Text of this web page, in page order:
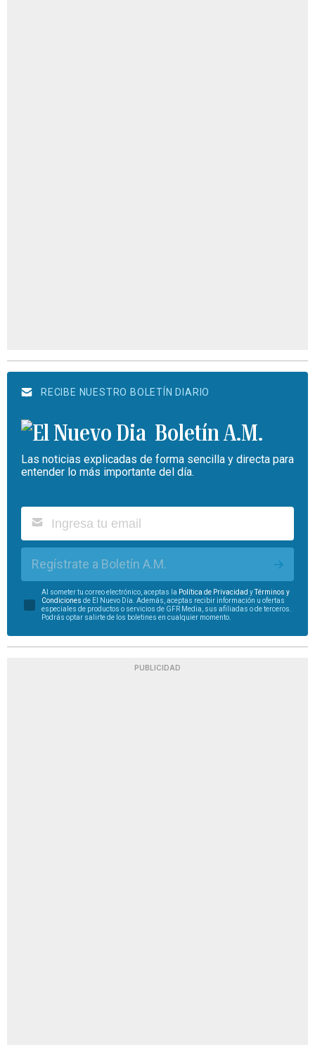
RECIBE NUESTRO BOLETÍN DIARIO
Boletín A.M.
Las noticias explicadas de forma sencilla y directa para
entender lo más importante del día.
Regístrate a Boletín A.M.
Al someter tu correo electrónico, aceptas la Política de Privacidad yTérminos y
Condiciones de El Nuevo Día. Además, aceptas recibir información u ofertas
especiales de productos o servicios de GFR Media, sus afiliadas o de terceros.
Podrás optar salirte de los boletines en cualquier momento.
PUBLICIDAD